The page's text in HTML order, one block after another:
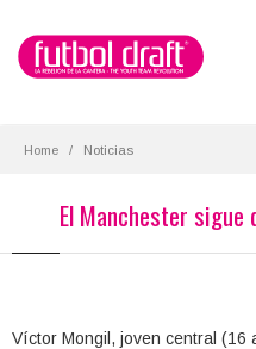
Home Noticias
El Manchester
Víctor Mongil, joven central (16